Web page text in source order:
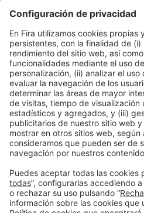
noticias
Información
Aviso
Política de
Política de
en las redes